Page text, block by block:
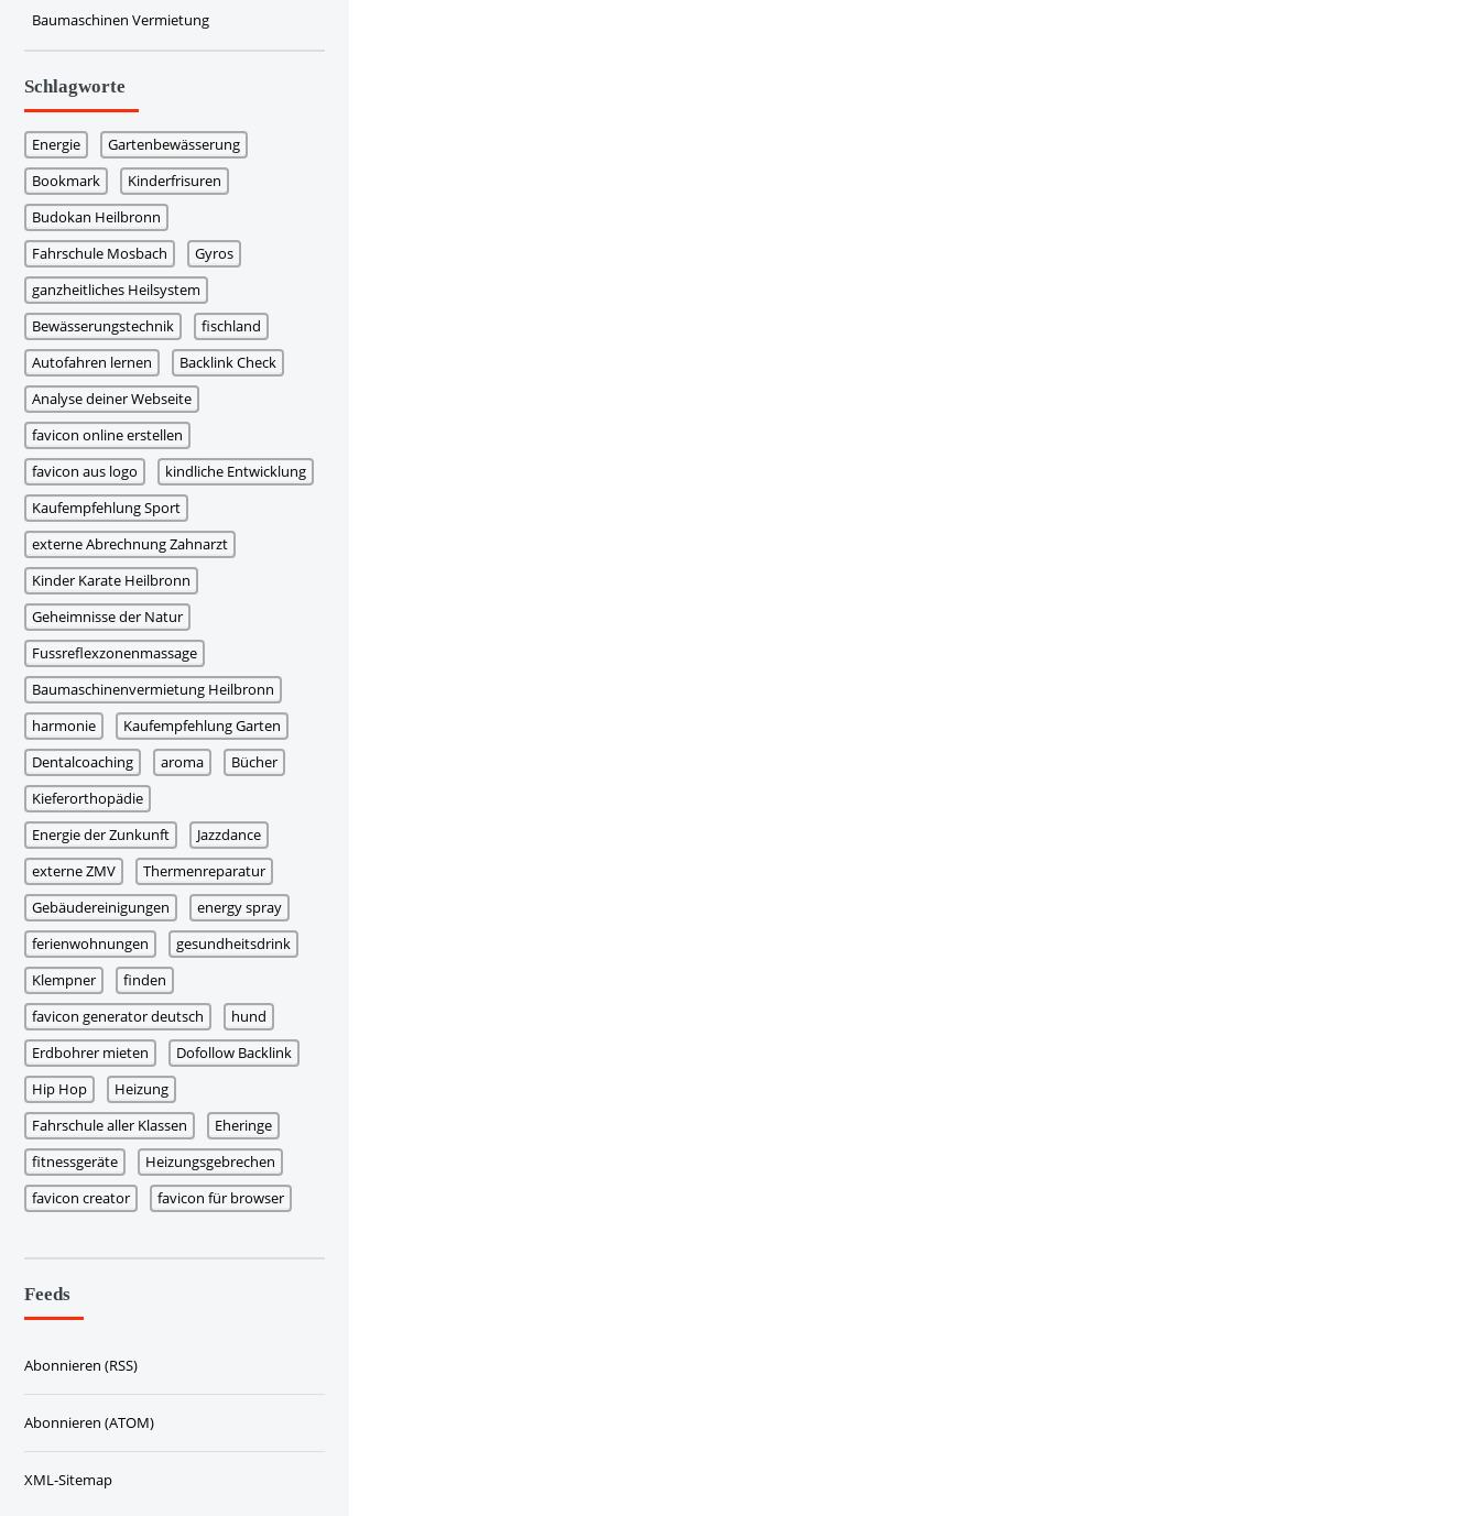
Baumaschinen Vermietung
Schlagworte
Energie
Gartenbewässerung
Bookmark
Kinderfrisuren
Budokan Heilbronn
Fahrschule Mosbach
Gyros
ganzheitliches Heilsystem
Bewässerungstechnik
fischland
Autofahren lernen
Backlink Check
Analyse deiner Webseite
favicon online erstellen
favicon aus logo
kindliche Entwicklung
Kaufempfehlung Sport
externe Abrechnung Zahnarzt
Kinder Karate Heilbronn
Geheimnisse der Natur
Fussreflexzonenmassage
Baumaschinenvermietung Heilbronn
harmonie
Kaufempfehlung Garten
Dentalcoaching
aroma
Bücher
Kieferorthopädie
Energie der Zunkunft
Jazzdance
externe ZMV
Thermenreparatur
Gebäudereinigungen
energy spray
ferienwohnungen
gesundheitsdrink
Klempner
finden
favicon generator deutsch
hund
Erdbohrer mieten
Dofollow Backlink
Hip Hop
Heizung
Fahrschule aller Klassen
Eheringe
fitnessgeräte
Heizungsgebrechen
favicon creator
favicon für browser
Feeds
Abonnieren (RSS)
Abonnieren (ATOM)
XML-Sitemap